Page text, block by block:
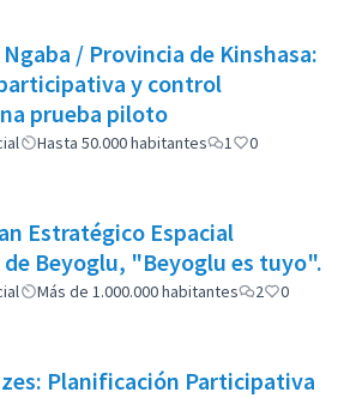
/ Provincia de Kinshasa:
y control
prueba piloto
Hasta 50.000 habitantes 1 0
Estratégico Espacial
Beyoglu, "Beyoglu es tuyo".
Más de 1.000.000 habitantes 2 0
Planificación Participativa